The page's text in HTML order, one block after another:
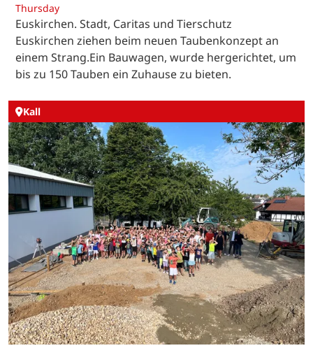
Thursday
Euskirchen. Stadt, Caritas und Tierschutz
Euskirchen ziehen beim neuen Taubenkonzept an
einem Strang.Ein Bauwagen, wurde hergerichtet, um
bis zu 150 Tauben ein Zuhause zu bieten.
Kall